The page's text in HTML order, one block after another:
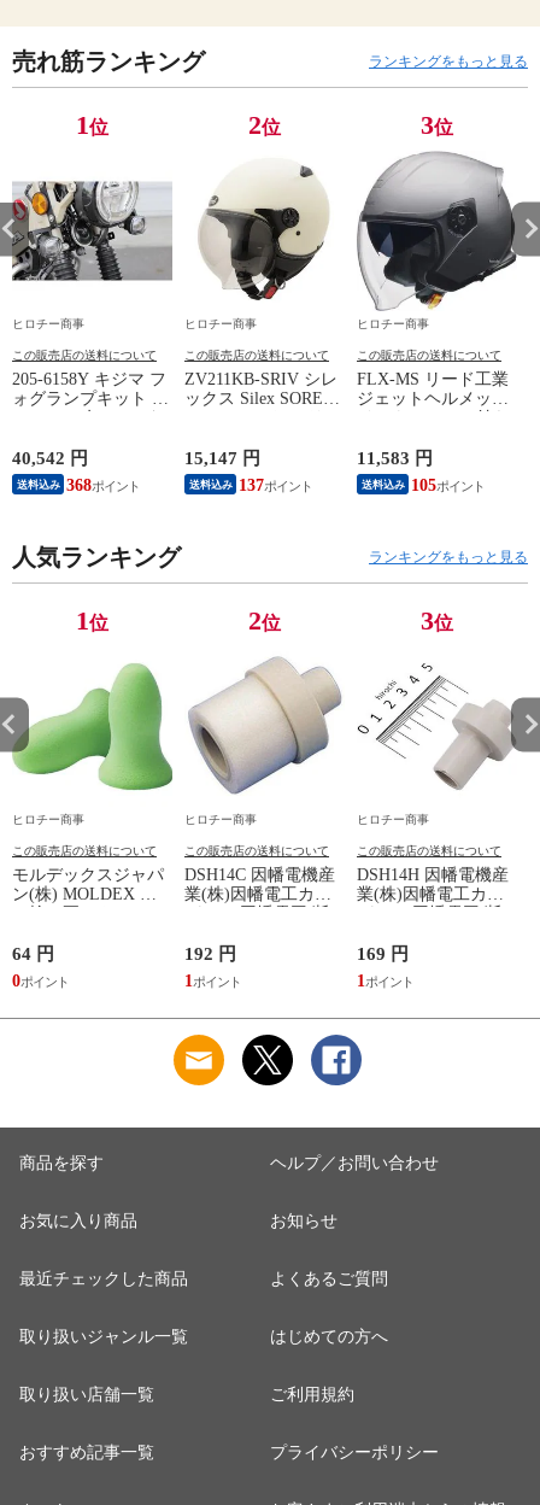
売れ筋ランキング ランキングをもっと見る
1位
ヒロチー商事
この販売店の送料について
205-6158Y キジマ フ
ォグランプキット イ
エロー 20年- ハンタ
JA55/8BJ-JA65)
40,542 円
送料込み 368
2位
ヒロチー商事
この販売店の送料について
ZV211KB-SRIV シレ
ックス Silex SOREL-
アイボリー
15,147 円
送料込み 137
3位
ヒロチー商事
この販売店の送料について
FLX-MS リード工業
ジェットヘルメット
インナーシール付き
サイズ
11,583 円
送料込み 105
人気ランキング ランキングをもっと見る
1位
ヒロチー商事
この販売店の送料について
モルデックスジャパ
ン(株) MOLDEX 使
い捨て耳せん
し
64 円
0
2位
ヒロチー商事
この販売店の送料について
DSH14C 因幡電機産
業(株)因幡電工カン
パニー 因幡電工 断
14用本体カフス
192 円
1
3位
ヒロチー商事
この販売店の送料について
DSH14H 因幡電機産
業(株)因幡電工カン
パニー 因幡電工 断
14用ホースジョイン
ト
169 円
1
商品を探す
お気に入り商品
最近チェックした商品
取り扱いジャンル一覧
取り扱い店舗一覧
おすすめ記事一覧
ヘルプ／お問い合わせ
お知らせ
よくあるご質問
はじめての方へ
ご利用規約
プライバシーポリシー